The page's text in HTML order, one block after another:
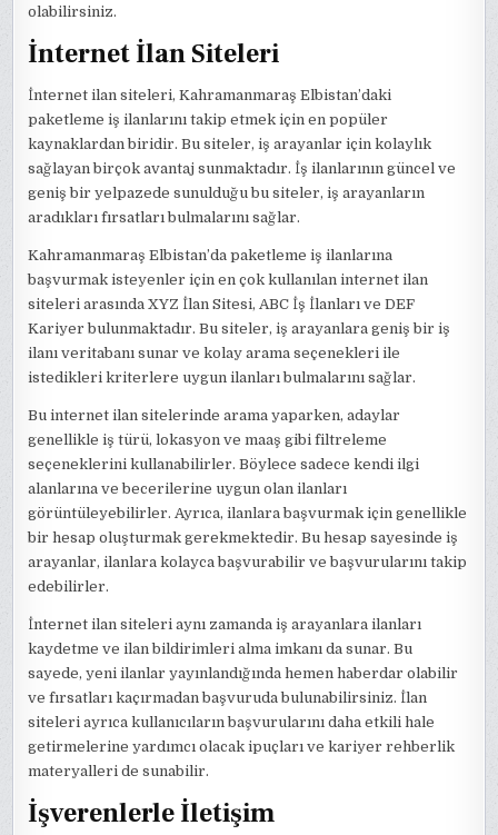
olabilirsiniz.
İnternet İlan Siteleri
İnternet ilan siteleri, Kahramanmaraş Elbistan’daki
paketleme iş ilanlarını takip etmek için en popüler
kaynaklardan biridir. Bu siteler, iş arayanlar için kolaylık
sağlayan birçok avantaj sunmaktadır. İş ilanlarının güncel ve
geniş bir yelpazede sunulduğu bu siteler, iş arayanların
aradıkları fırsatları bulmalarını sağlar.
Kahramanmaraş Elbistan’da paketleme iş ilanlarına
başvurmak isteyenler için en çok kullanılan internet ilan
siteleri arasında XYZ İlan Sitesi, ABC İş İlanları ve DEF
Kariyer bulunmaktadır. Bu siteler, iş arayanlara geniş bir iş
ilanı veritabanı sunar ve kolay arama seçenekleri ile
istedikleri kriterlere uygun ilanları bulmalarını sağlar.
Bu internet ilan sitelerinde arama yaparken, adaylar
genellikle iş türü, lokasyon ve maaş gibi filtreleme
seçeneklerini kullanabilirler. Böylece sadece kendi ilgi
alanlarına ve becerilerine uygun olan ilanları
görüntüleyebilirler. Ayrıca, ilanlara başvurmak için genellikle
bir hesap oluşturmak gerekmektedir. Bu hesap sayesinde iş
arayanlar, ilanlara kolayca başvurabilir ve başvurularını takip
edebilirler.
İnternet ilan siteleri aynı zamanda iş arayanlara ilanları
kaydetme ve ilan bildirimleri alma imkanı da sunar. Bu
sayede, yeni ilanlar yayınlandığında hemen haberdar olabilir
ve fırsatları kaçırmadan başvuruda bulunabilirsiniz. İlan
siteleri ayrıca kullanıcıların başvurularını daha etkili hale
getirmelerine yardımcı olacak ipuçları ve kariyer rehberlik
materyalleri de sunabilir.
İşverenlerle İletişim